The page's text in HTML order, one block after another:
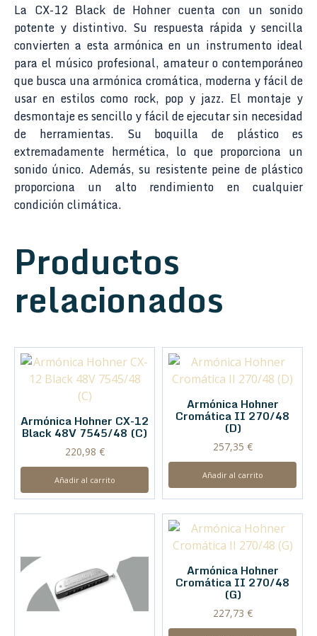
La CX-12 Black de Hohner cuenta con un sonido
potente y distintivo. Su respuesta rápida y sencilla
convierten a esta armónica en un instrumento ideal
para el músico profesional, amateur o contemporáneo
que busca una armónica cromática, moderna y fácil de
usar en estilos como rock, pop y jazz. El montaje y
desmontaje es sencillo y fácil de ejecutar sin necesidad
de herramientas. Su boquilla de plástico es
extremadamente hermética, lo que proporciona un
sonido único. Además, su resistente peine de plástico
proporciona un alto rendimiento en cualquier
condición climática.
Productos
relacionados
Armónica Hohner CX-12
Black 48V 7545/48 (C)
220,98 €
Añadir al carrito
Armónica Hohner
Cromática II 270/48
(D)
257,35 €
Añadir al carrito
Armónica Hohner
Cromática II 270/48
(G)
227,73 €